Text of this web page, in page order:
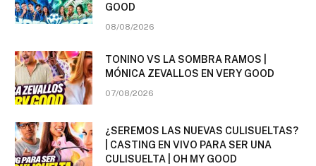
GOOD
08/08/2026
TONINO VS LA SOMBRA RAMOS |
MÓNICA ZEVALLOS EN VERY GOOD
07/08/2026
¿SEREMOS LAS NUEVAS CULISUELTAS?
| CASTING EN VIVO PARA SER UNA
CULISUELTA | OH MY GOOD